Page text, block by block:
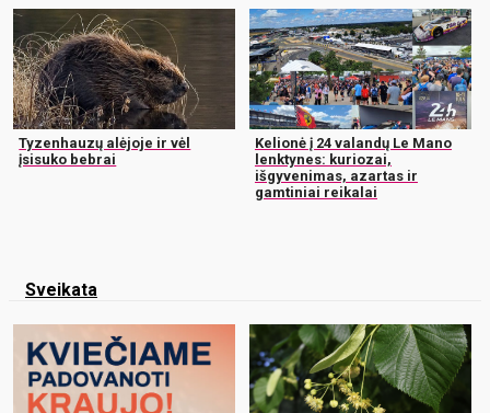
Tyzenhauzų alėjoje ir vėl
įsisuko bebrai
Kelionė į 24 valandų Le Mano
lenktynes: kuriozai,
išgyvenimas, azartas ir
gamtiniai reikalai
Sveikata